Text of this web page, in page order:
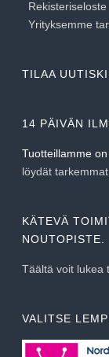
Rekisteriseloste
Yrityksemme
TILAA
14 PÄIVÄN
Tuotteillamme
löydät
KÄTEVÄ
NOUTOPISTE.
Täältä voit lukea
VALITSE